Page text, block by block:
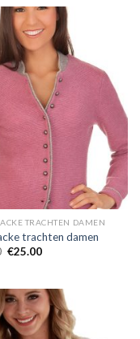
TRACHTEN DAMEN
trachten damen
€25.00